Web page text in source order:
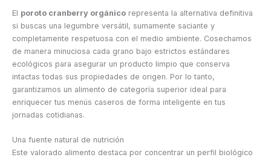
El poroto cranberry orgánico representa la alternativa definitiva
si buscas una legumbre versátil, sumamente saciante y
completamente respetuosa con el medio ambiente. Cosechamos
de manera minuciosa cada grano bajo estrictos estándares
ecológicos para asegurar un producto limpio que conserva
intactas todas sus propiedades de origen. Por lo tanto,
garantizamos un alimento de categoría superior ideal para
enriquecer tus menús caseros de forma inteligente en tus
jornadas cotidianas.
Una fuente natural de nutrición
Este valorado alimento destaca por concentrar un perfil biológico